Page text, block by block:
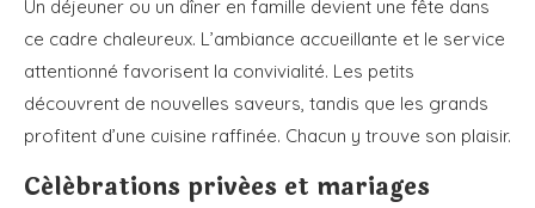
Un déjeuner ou un dîner en famille devient une fête dans
ce cadre chaleureux. L’ambiance accueillante et le service
attentionné favorisent la convivialité. Les petits
découvrent de nouvelles saveurs, tandis que les grands
profitent d’une cuisine raffinée. Chacun y trouve son plaisir.
Célébrations privées et mariages